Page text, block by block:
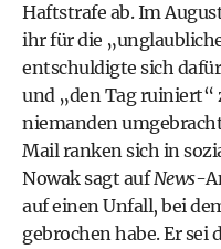
Haftstrafe ab.Im
ihr für die
entschuldigte sich
und „den Tag ruiniert“
niemanden
Mail ranken sich in
Nowak sagt aufNews-
auf einen Unfall, bei
gebrochen habe. Er sei